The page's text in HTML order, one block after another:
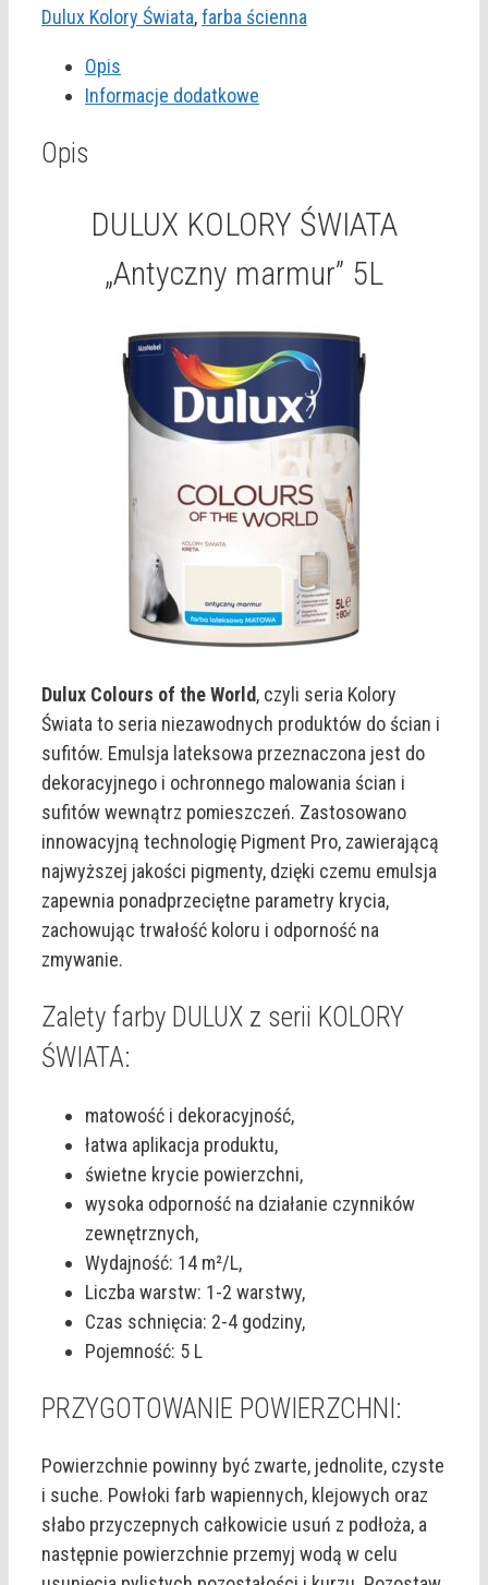
ŚWIATA
marmur"
Dulux Kolory Świata,farba ścienna
Opis
Informacje dodatkowe
Opis
DULUX KOLORY ŚWIATA
„Antyczny marmur” 5L
Dulux Colours of the World, czyli seria Kolory
Świata to seria niezawodnych produktów do ścian i
sufitów. Emulsja lateksowa przeznaczona jest do
dekoracyjnego i ochronnego malowania ścian i
sufitów wewnątrz pomieszczeń. Zastosowano
innowacyjną technologię Pigment Pro, zawierającą
najwyższej jakości pigmenty, dzięki czemu emulsja
zapewnia ponadprzeciętne parametry krycia,
zachowując trwałość koloru i odporność na
zmywanie.
Zalety farby DULUX z serii KOLORY
ŚWIATA:
matowość i dekoracyjność,
łatwa aplikacja produktu,
świetne krycie powierzchni,
wysoka odporność na działanie czynników
zewnętrznych,
Wydajność: 14 m²/L,
Liczba warstw: 1-2 warstwy,
Czas schnięcia: 2-4 godziny,
Pojemność: 5 L
PRZYGOTOWANIE POWIERZCHNI:
Powierzchnie powinny być zwarte, jednolite, czyste
i suche. Powłoki farb wapiennych, klejowych oraz
słabo przyczepnych całkowicie usuń z podłoża, a
następnie powierzchnie przemyj wodą w celu